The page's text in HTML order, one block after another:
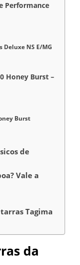
Performance
Deluxe NS E/MG
Honey Burst –
Burst
de
Vale a
Tagima
da